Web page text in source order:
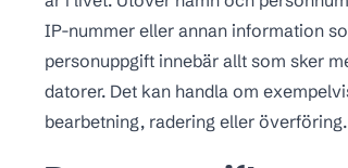
IP-nummer eller annan information
personuppgift innebär allt som sker
datorer. Det kan handla om
bearbetning, radering eller